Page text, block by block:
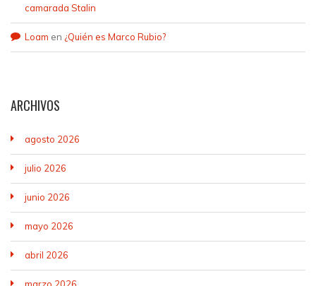
camarada Stalin
Loam en ¿Quién es Marco Rubio?
ARCHIVOS
agosto 2026
julio 2026
junio 2026
mayo 2026
abril 2026